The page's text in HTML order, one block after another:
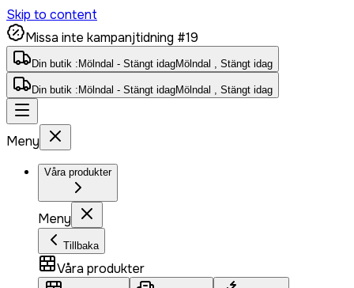
Skip to content
Missa inte kampanjtidning #19
Din butik : Mölndal - Stängt idagMölndal , Stängt idag
Din butik : Mölndal - Stängt idagMölndal , Stängt idag
Meny
Våra produkter
Meny
Tillbaka
Våra produkter